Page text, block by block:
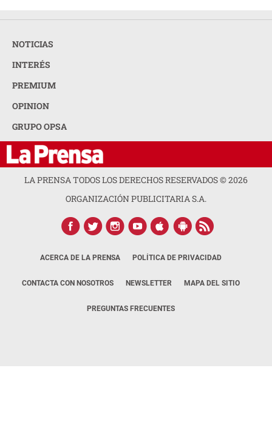
NOTICIAS
INTERÉS
PREMIUM
OPINION
GRUPO OPSA
LA PRENSA TODOS LOS DERECHOS RESERVADOS ©2026
ORGANIZACIÓN PUBLICITARIA S.A.
ACERCA DE LA PRENSA POLÍTICA DE PRIVACIDAD
CONTACTA CON NOSOTROS NEWSLETTER MAPA DEL SITIO
PREGUNTAS FRECUENTES